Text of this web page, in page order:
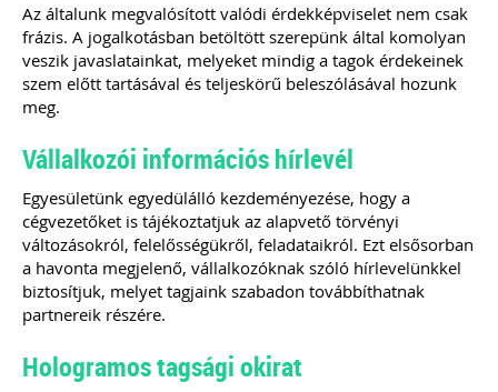
Az általunk megvalósított valódi érdekképviselet nem csak
frázis. A jogalkotásban betöltött szerepünk által komolyan
veszik javaslatainkat, melyeket mindig a tagok érdekeinek
szem előtt tartásával és teljeskörű beleszólásával hozunk
meg.
Vállalkozói információs hírlevél
Egyesületünk egyedülálló kezdeményezése, hogy a
cégvezetőket is tájékoztatjuk az alapvető törvényi
változásokról, felelősségükről, feladataikról. Ezt elsősorban
a havonta megjelenő, vállalkozóknak szóló hírlevelünkkel
biztosítjuk, melyet tagjaink szabadon továbbíthatnak
partnereik részére.
Hologramos tagsági okirat